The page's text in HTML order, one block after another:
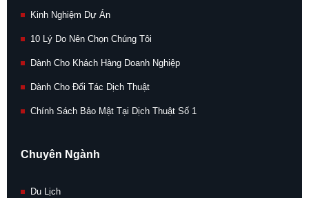
Kinh Nghiệm Dự Án
10 Lý Do Nên Chọn Chúng Tôi
Dành Cho Khách Hàng Doanh Nghiệp
Dành Cho Đối Tác Dịch Thuật
Chính Sách Bảo Mật Tại Dịch Thuật Số 1
Chuyên Ngành
Du Lịch